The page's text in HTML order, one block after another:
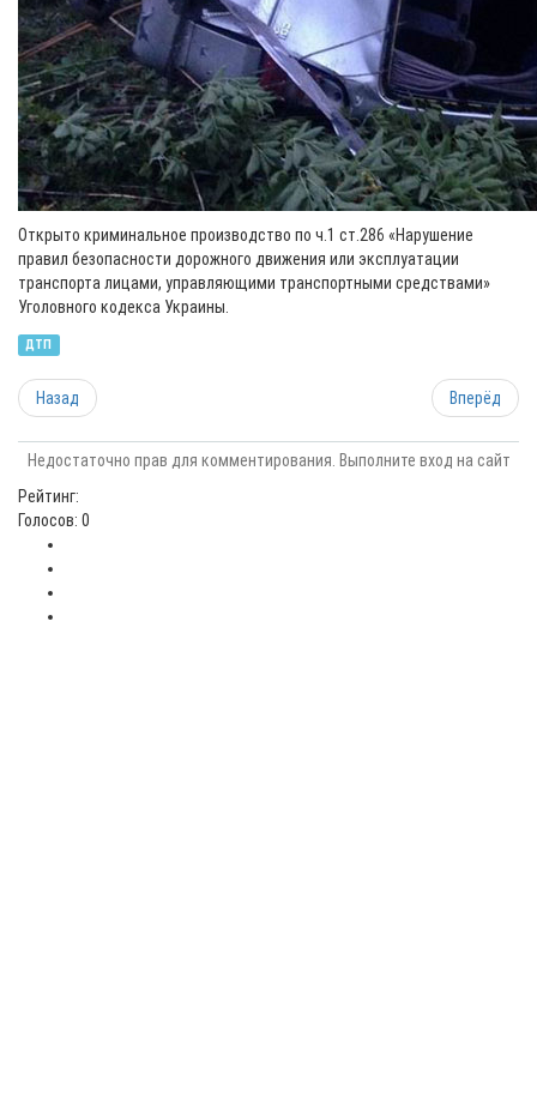
Открыто криминальное производство по ч.1 ст.286 «Нарушение
правил безопасности дорожного движения или эксплуатации
транспорта лицами, управляющими транспортными средствами»
Уголовного кодекса Украины.
ДТП
Назад Вперёд
Недостаточно прав для комментирования. Выполните вход на сайт
Рейтинг:
Голосов: 0